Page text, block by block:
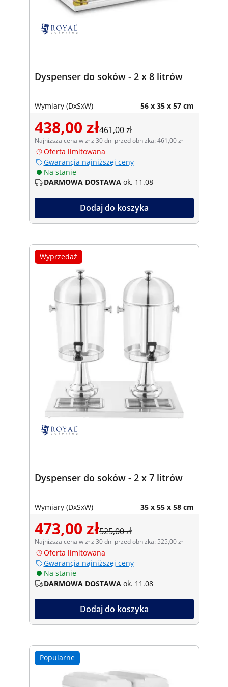
Dyspenser do soków - 2 x 8 litrów
Wymiary (DxSxW) 56 x 35 x 57 cm
438,00 zł461,00 zł
Najniższa cena w zł z 30 dni przed obniżką: 461,00 zł
Oferta limitowana
Gwarancja najniższej ceny
Na stanie
DARMOWA DOSTAWA ok. 11.08
Dodaj do koszyka
Wyprzedaż
Dyspenser do soków - 2 x 7 litrów
Wymiary (DxSxW) 35 x 55 x 58 cm
473,00 zł525,00 zł
Najniższa cena w zł z 30 dni przed obniżką: 525,00 zł
Oferta limitowana
Gwarancja najniższej ceny
Na stanie
DARMOWA DOSTAWA ok. 11.08
Dodaj do koszyka
Popularne